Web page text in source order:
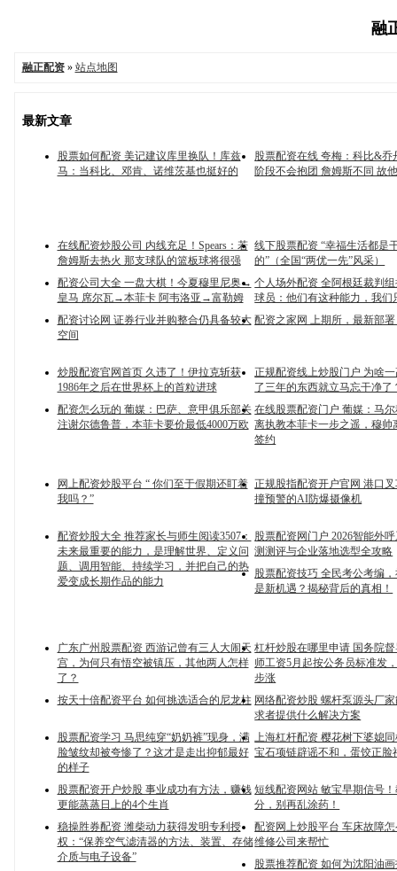
融
融正配资» 站点地图
最新文章
股票如何配资 美记建议库里换队！库兹
马：当科比、邓肯、诺维茨基也挺好的
股票配资在线 夸梅：科比&乔
阶段不会抱团 詹姆斯不同 故
在线配资炒股公司 内线充足！Spears：若
詹姆斯去热火 那支球队的篮板球将很强
线下股票配资 “幸福生活都是
的”（全国“两优一先”风采）
配资公司大全 一盘大棋！今夏穆里尼奥→
皇马 席尔瓦→本菲卡 阿韦洛亚→富勒姆
个人场外配资 全阿根廷裁判
球员：他们有这种能力，我们
配资讨论网 证券行业并购整合仍具备较大
空间
配资之家网 上期所，最新部
炒股配资官网首页 久违了！伊拉克斩获
1986年之后在世界杯上的首粒进球
正规配资线上炒股门户 为啥
了三年的东西就立马忘干净了
配资怎么玩的 葡媒：巴萨、意甲俱乐部关
注谢尔德鲁普，本菲卡要价最低4000万欧
在线股票配资门户 葡媒：马尔
离执教本菲卡一步之遥，穆帅
签约
网上配资炒股平台 “ 你们至于假期还盯着
我吗？”
正规股指配资开户官网 港口
撞预警的AI防爆摄像机
配资炒股大全 推荐家长与师生阅读3507：
未来最重要的能力，是理解世界、定义问
题、调用智能、持续学习，并把自己的热
爱变成长期作品的能力
股票配资网门户 2026智能外
测测评与企业落地选型全攻略
股票配资技巧 全民考公考编
是新机遇？揭秘背后的真相！
广东广州股票配资 西游记曾有三人大闹天
宫，为何只有悟空被镇压，其他两人怎样
了？
杠杆炒股在哪里申请 国务院
师工资5月起按公务员标准发
步涨
按天十倍配资平台 如何挑选适合的尼龙柱 网络配资炒股 螺杆泵源头厂
求者提供什么解决方案
股票配资学习 马思纯穿“奶奶裤”现身，满
脸皱纹却被夸惨了？这才是走出抑郁最好
的样子
上海杠杆配资 樱花树下婆媳
宝石项链辟谣不和，蛋饺正脸
股票配资开户炒股 事业成功有方法，赚钱
更能蒸蒸日上的4个生肖
短线配资网站 敏宝早期信号
分，别再乱涂药！
稳操胜券配资 潍柴动力获得发明专利授
权：“保养空气滤清器的方法、装置、存储
介质与电子设备”
配资网上炒股平台 车床故障
维修公司来帮忙
股票推荐配资 如何为沈阳油